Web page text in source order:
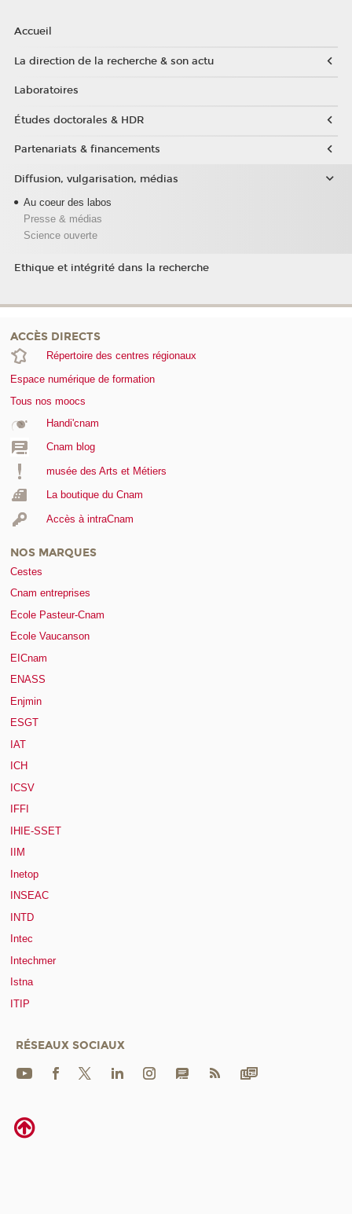
Accueil
La direction de la recherche & son actu
Laboratoires
Études doctorales & HDR
Partenariats & financements
Diffusion, vulgarisation, médias
Au coeur des labos
Presse & médias
Science ouverte
Ethique et intégrité dans la recherche
ACCÈS DIRECTS
Répertoire des centres régionaux
Espace numérique de formation
Tous nos moocs
Handi'cnam
Cnam blog
musée des Arts et Métiers
La boutique du Cnam
Accès à intraCnam
NOS MARQUES
Cestes
Cnam entreprises
Ecole Pasteur-Cnam
Ecole Vaucanson
EICnam
ENASS
Enjmin
ESGT
IAT
ICH
ICSV
IFFI
IHIE-SSET
IIM
Inetop
INSEAC
INTD
Intec
Intechmer
Istna
ITIP
RÉSEAUX SOCIAUX